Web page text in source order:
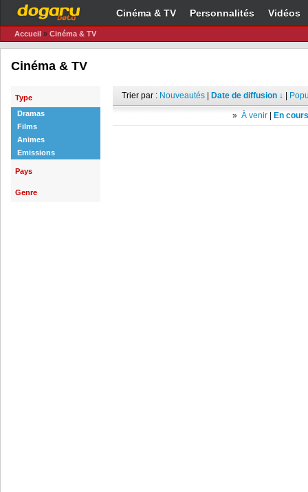
Cinéma & TV Personnalités Vidéos
Accueil » Cinéma & TV
Cinéma & TV
Type
Dramas
Films
Animes
Emissions
Pays
Genre
Trier par : Nouveautés Date de diffusion ↓
» À venir En